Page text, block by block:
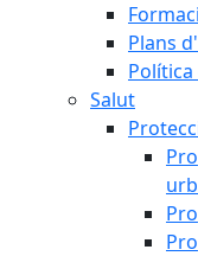
Plans
Salut